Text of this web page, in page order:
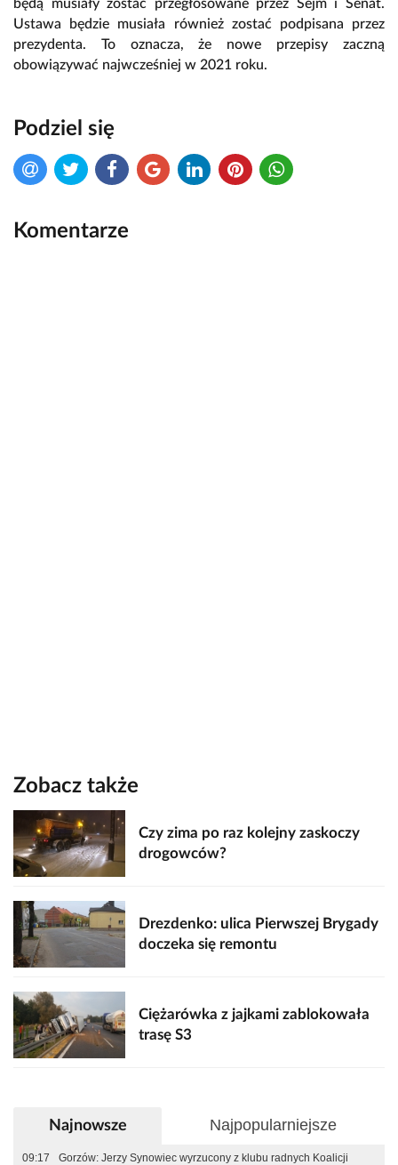
będą musiały zostać przegłosowane przez Sejm i Senat.
Ustawa będzie musiała również zostać podpisana przez
prezydenta. To oznacza, że nowe przepisy zaczną
obowiązywać najwcześniej w 2021 roku.
Podziel się
Komentarze
Zobacz także
Czy zima po raz kolejny zaskoczy
drogowców?
Drezdenko: ulica Pierwszej Brygady
doczeka się remontu
Ciężarówka z jajkami zablokowała
trasę S3
Najnowsze Najpopularniejsze
09:17
Gorzów: Jerzy Synowiec wyrzucony z klubu radnych Koalicji